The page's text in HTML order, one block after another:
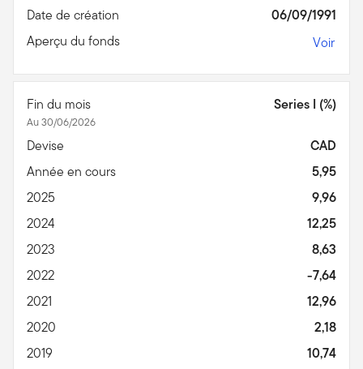
Date de création
06/09/1991
Aperçu du fonds
Voir
Fin du mois
Au 30/06/2026
Series I (%)
Devise
CAD
Année en cours
5,95
2025
9,96
2024
12,25
2023
8,63
2022
-7,64
2021
12,96
2020
2,18
2019
10,74